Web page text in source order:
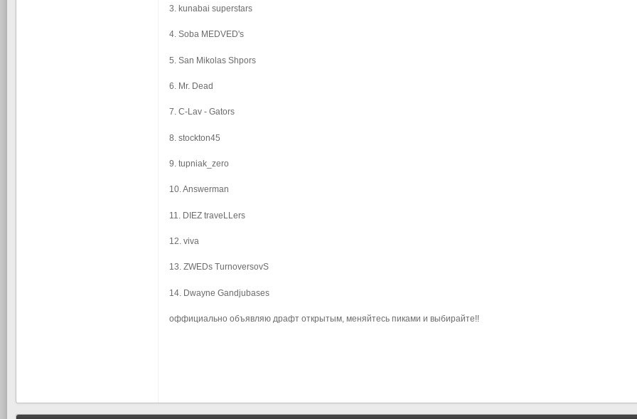
3. kunabai superstars
4. Soba MEDVED's
5. San Mikolas Shpors
6. Mr. Dead
7. C-Lav - Gators
8. stockton45
9. tupniak_zero
10. Answerman
11. DIEZ traveLLers
12. viva
13. ZWEDs TurnoversovS
14. Dwayne Gandjubases
оффициально объявляю драфт открытым, меняйтесь пиками и выбирайте!!